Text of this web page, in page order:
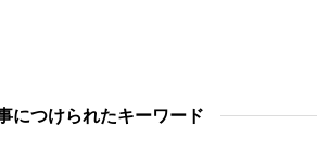
につけられたキーワード